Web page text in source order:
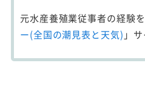
元水産養殖業従事者の経験
ー(全国の潮見表と天気) 」